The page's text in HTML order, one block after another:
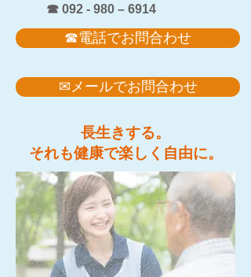
☎ 092 - 980 – 6914
☎電話でお問合わせ
✉メールでお問合わせ
長生きする。
それも健康で​楽しく自由に。